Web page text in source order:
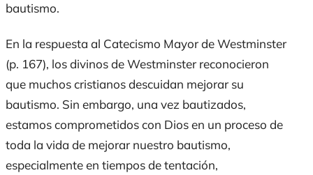
bautismo.
En la respuesta al Catecismo Mayor de Westminster
(p. 167), los divinos de Westminster reconocieron
que muchos cristianos descuidan mejorar su
bautismo. Sin embargo, una vez bautizados,
estamos comprometidos con Dios en un proceso de
toda la vida de mejorar nuestro bautismo,
especialmente en tiempos de tentación,